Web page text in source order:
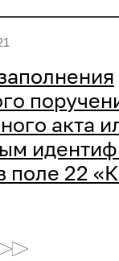
акта
поле 22